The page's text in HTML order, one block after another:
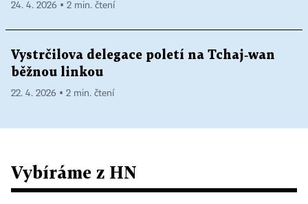
24. 4. 2026 ▪ 2 min. čtení
Vystrčilova delegace poletí na Tchaj‑wan
běžnou linkou
22. 4. 2026 ▪ 2 min. čtení
Vybíráme z HN